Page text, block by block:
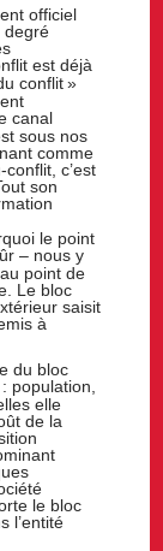
officiel
degré
est déjà
conflit »
canal
sous nos
comme
c’est
son
le point
– nous y
point de
Le bloc
saisit
à
du bloc
population,
elle
de la
le bloc
l’entité